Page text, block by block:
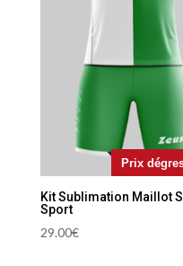
Prix
Kit Sublimation Maillot
Sport
29.00€